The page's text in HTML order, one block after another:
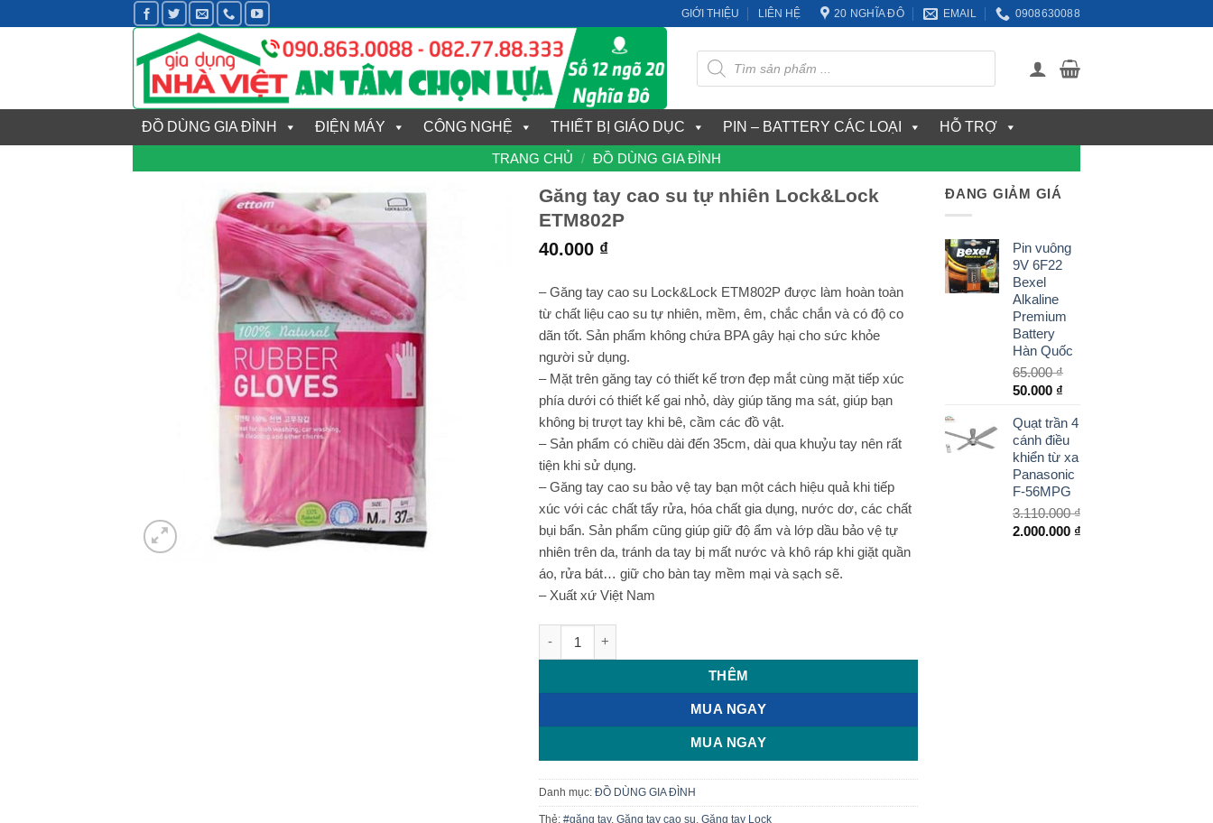
qua
GIỚI THIỆU LIÊN HỆ 20 NGHĨA ĐÔ EMAIL 0908630088
Tìm
kiếm
sản
phẩm
ĐỒ DÙNG GIA ĐÌNH ĐIỆN MÁY CÔNG NGHỆ THIẾT BỊ GIÁO DỤC PIN – BATTERY CÁC LOẠI HỖ TRỢ
TRANG CHỦ / ĐỒ DÙNG GIA ĐÌNH
Găng tay cao su tự nhiên Lock&Lock
ETM802P
40.000 ₫
– Găng tay cao su Lock&Lock ETM802P được làm hoàn toàn
từ chất liệu cao su tự nhiên, mềm, êm, chắc chắn và có độ co
dãn tốt. Sản phẩm không chứa BPA gây hại cho sức khỏe
người sử dụng.
– Mặt trên găng tay có thiết kế trơn đẹp mắt cùng mặt tiếp xúc
phía dưới có thiết kế gai nhỏ, dày giúp tăng ma sát, giúp bạn
không bị trượt tay khi bê, cầm các đồ vật.
– Sản phẩm có chiều dài đến 35cm, dài qua khuỷu tay nên rất
tiện khi sử dụng.
– Găng tay cao su bảo vệ tay bạn một cách hiệu quả khi tiếp
xúc với các chất tẩy rửa, hóa chất gia dụng, nước dơ, các chất
bụi bẩn. Sản phẩm cũng giúp giữ độ ẩm và lớp dầu bảo vệ tự
nhiên trên da, tránh da tay bị mất nước và khô ráp khi giặt quần
áo, rửa bát… giữ cho bàn tay mềm mại và sạch sẽ.
– Xuất xứ Việt Nam
Găng tay cao su tự nhiên Lock&Lock ETM802P số lượng
THÊM
MUA NGAY
MUA NGAY
Danh mục: ĐỒ DÙNG GIA ĐÌNH
Thẻ: #găng tay, Găng tay cao su Găng tay Lock
ĐANG GIẢM GIÁ
Pin vuông
9V 6F22
Bexel
Alkaline
Premium
Battery
Hàn Quốc
65.000₫
Giá
là:
65.000 ₫.
50.000 ₫
tại
là:
50.000 ₫.
Quạt trần 4
cánh điều
khiển từ xa
Panasonic
F-56MPG
3.110.000₫
Giá
2.000.000 ₫